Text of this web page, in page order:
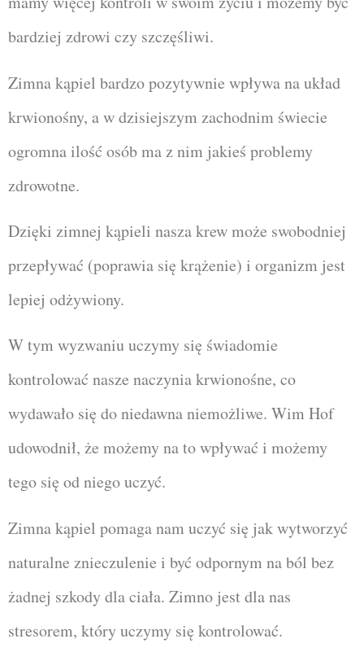
bardziej zdrowi czy szczęśliwi.
Zimna kąpiel bardzo pozytywnie wpływa na układ
krwionośny, a w dzisiejszym zachodnim świecie
ogromna ilość osób ma z nim jakieś problemy
zdrowotne.
Dzięki zimnej kąpieli nasza krew może swobodniej
przepływać (poprawia się krążenie) i organizm jest
lepiej odżywiony.
W tym wyzwaniu uczymy się świadomie
kontrolować nasze naczynia krwionośne, co
wydawało się do niedawna niemożliwe. Wim Hof
udowodnił, że możemy na to wpływać i możemy
tego się od niego uczyć.
Zimna kąpiel pomaga nam uczyć się jak wytworzyć
naturalne znieczulenie i być odpornym na ból bez
żadnej szkody dla ciała. Zimno jest dla nas
stresorem, który uczymy się kontrolować.